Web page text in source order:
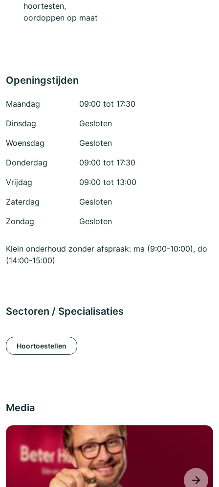
hoortesten,
oordoppen op maat
Openingstijden
Maandag
09:00 tot 17:30
Dinsdag
Gesloten
Woensdag
Gesloten
Donderdag
09:00 tot 17:30
Vrijdag
09:00 tot 13:00
Zaterdag
Gesloten
Zondag
Gesloten
Klein onderhoud zonder afspraak: ma (9:00-10:00), do
(14:00-15:00)
Sectoren / Specialisaties
Hoortoestellen
Media
next